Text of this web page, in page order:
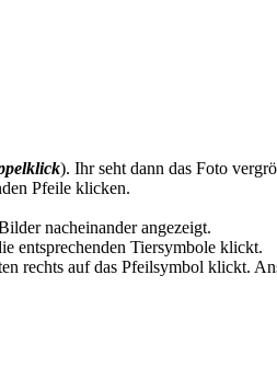
). Ihr seht dann das Foto
Pfeile klicken.
nacheinander angezeigt.
entsprechenden Tiersymbole klickt.
rechts auf das Pfeilsymbol klickt.